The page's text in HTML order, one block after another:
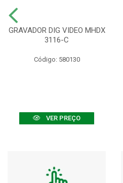
GRAVADOR DIG VIDEO MHDX
3116-C
Código: 580130
VER PREÇO